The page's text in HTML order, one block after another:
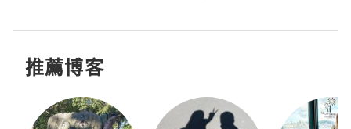
推薦博客